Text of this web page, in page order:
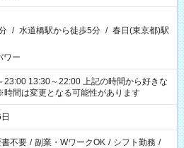
/ 水道橋駅から徒歩5分 / 春日(東京都)駅
ワー
～22:00 上記の時間から好きな
間は変更となる可能性があります
書不要 / 副業・WワークOK / シフト勤務 /